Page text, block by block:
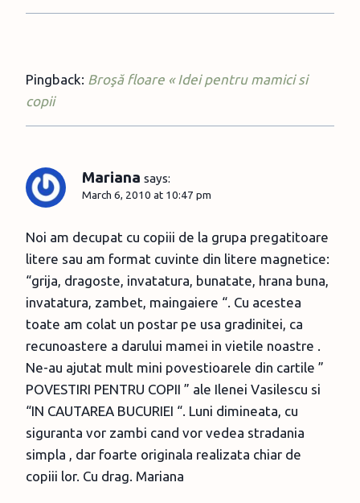
Pingback: Broşă floare « Idei pentru mamici si
copii
Mariana says:
March 6, 2010 at 10:47 pm
Noi am decupat cu copiii de la grupa pregatitoare
litere sau am format cuvinte din litere magnetice:
“grija, dragoste, invatatura, bunatate, hrana buna,
invatatura, zambet, maingaiere “. Cu acestea
toate am colat un postar pe usa gradinitei, ca
recunoastere a darului mamei in vietile noastre .
Ne-au ajutat mult mini povestioarele din cartile ”
POVESTIRI PENTRU COPII ” ale Ilenei Vasilescu si
“IN CAUTAREA BUCURIEI “. Luni dimineata, cu
siguranta vor zambi cand vor vedea stradania
simpla , dar foarte originala realizata chiar de
copiii lor. Cu drag. Mariana